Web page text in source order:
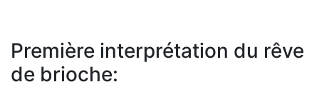
Première interprétation du rêve
de brioche: